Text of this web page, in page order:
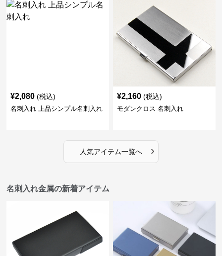
¥2,080 (税込)
名刺入れ 上品シンプル名刺入れ
¥2,160 (税込)
モダンクロス 名刺入れ
人気アイテム一覧へ ›
名刺入れ金属の新着アイテム